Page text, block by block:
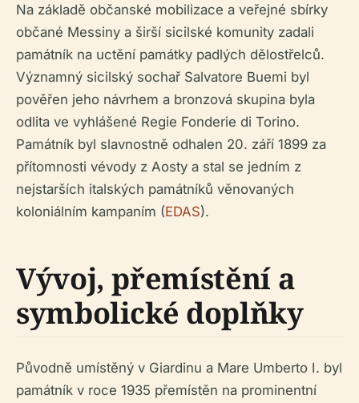
Na základě občanské mobilizace a veřejné sbírky
občané Messiny a širší sicilské komunity zadali
památník na uctění památky padlých dělostřelců.
Významný sicilský sochař Salvatore Buemi byl
pověřen jeho návrhem a bronzová skupina byla
odlita ve vyhlášené Regie Fonderie di Torino.
Památník byl slavnostně odhalen 20. září 1899 za
přítomnosti vévody z Aosty a stal se jedním z
nejstarších italských památníků věnovaných
koloniálním kampaním (EDAS).
Vývoj, přemístění a
symbolické doplňky
Původně umístěný v Giardinu a Mare Umberto I. byl
památník v roce 1935 přemístěn na prominentní